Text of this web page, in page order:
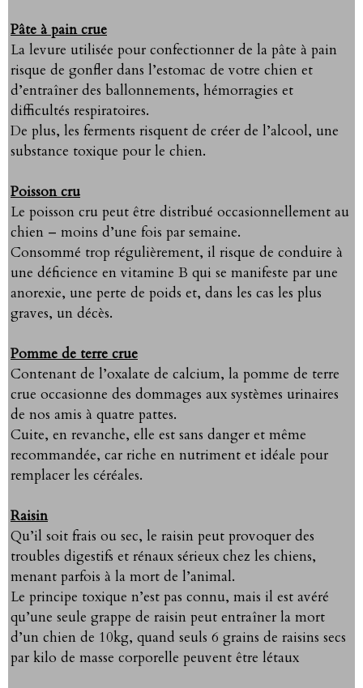
Pâte à pain crue
La levure utilisée pour confectionner de la pâte à pain
risque de gonfler dans l’estomac de votre chien et
d’entraîner des ballonnements, hémorragies et
difficultés respiratoires.
De plus, les ferments risquent de créer de l’alcool, une
substance toxique pour le chien.
Poisson cru
Le poisson cru peut être distribué occasionnellement au
chien – moins d’une fois par semaine.
Consommé trop régulièrement, il risque de conduire à
une déficience en vitamine B qui se manifeste par une
anorexie, une perte de poids et, dans les cas les plus
graves, un décès.
Pomme de terre crue
Contenant de l’oxalate de calcium, la pomme de terre
crue occasionne des dommages aux systèmes urinaires
de nos amis à quatre pattes.
Cuite, en revanche, elle est sans danger et même
recommandée, car riche en nutriment et idéale pour
remplacer les céréales.
Raisin
Qu’il soit frais ou sec, le raisin peut provoquer des
troubles digestifs et rénaux sérieux chez les chiens,
menant parfois à la mort de l’animal.
Le principe toxique n’est pas connu, mais il est avéré
qu’une seule grappe de raisin peut entraîner la mort
d’un chien de 10kg, quand seuls 6 grains de raisins secs
par kilo de masse corporelle peuvent être létaux